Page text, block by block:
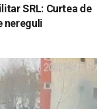
SRL: Curtea de
nereguli